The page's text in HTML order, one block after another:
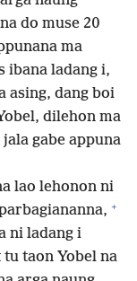
do muse 20
ma
ibana ladang i,
asing, dang boi
dilehon ma
gabe appuna
lao lehonon ni
+
ni ladang i
taon Yobel na